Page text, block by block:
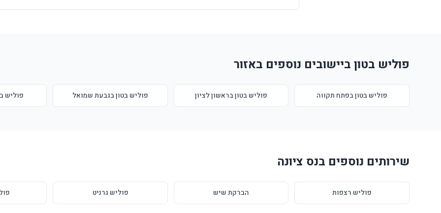
פוליש בטון ביישובים נוספים באזור
פוליש בטון בפתח תקווה פוליש בטון בראשון לציון פוליש בטון בגבעת שמואל פוליש
שירותים נוספים בנס ציונה
פוליש רצפות הברקת שיש פוליש גרניט